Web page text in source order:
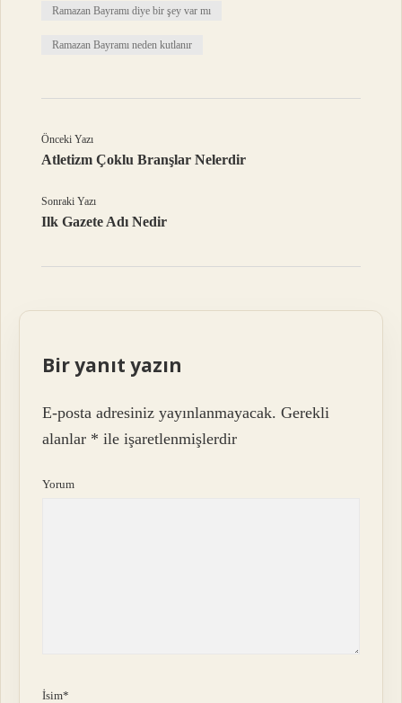
Ramazan Bayramı diye bir şey var mı
Ramazan Bayramı neden kutlanır
Önceki Yazı
Atletizm Çoklu Branşlar Nelerdir
Sonraki Yazı
Ilk Gazete Adı Nedir
Bir yanıt yazın
E-posta adresiniz yayınlanmayacak. Gerekli
alanlar * ile işaretlenmişlerdir
Yorum
İsim*